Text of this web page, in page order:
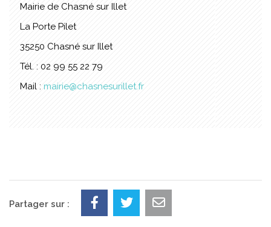
Mairie de Chasné sur Illet
La Porte Pilet
35250 Chasné sur Illet
Tél. : 02 99 55 22 79
Mail : mairie@chasnesurillet.fr
Partager sur :